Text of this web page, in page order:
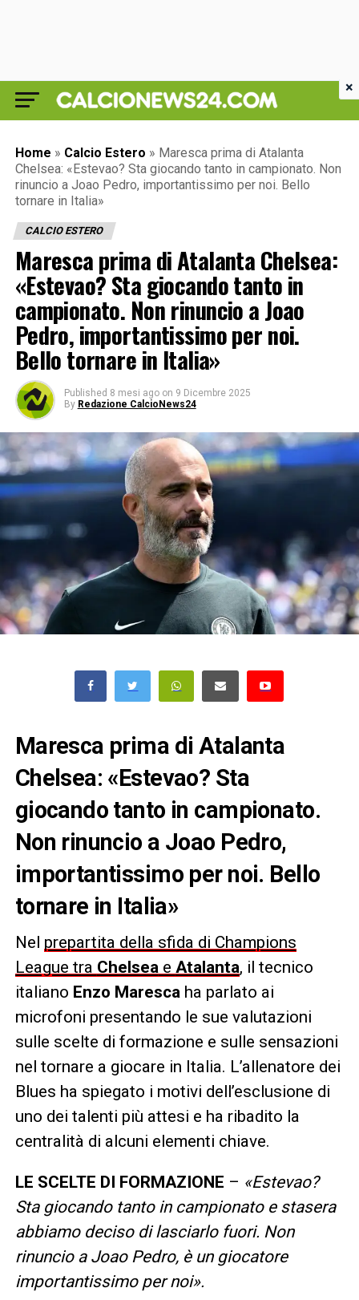
Home » Calcio Estero » Maresca prima di Atalanta
Chelsea: «Estevao? Sta giocando tanto in campionato. Non
rinuncio a Joao Pedro, importantissimo per noi. Bello
tornare in Italia»
CALCIO ESTERO
Maresca prima di Atalanta Chelsea:
«Estevao? Sta giocando tanto in
campionato. Non rinuncio a Joao
Pedro, importantissimo per noi.
Bello tornare in Italia»
Published 8 mesi ago on 9 Dicembre 2025
By Redazione CalcioNews24
Maresca prima di Atalanta
Chelsea: «Estevao? Sta
giocando tanto in campionato.
Non rinuncio a Joao Pedro,
importantissimo per noi. Bello
tornare in Italia»
Nel prepartita della sfida di Champions
League tra Chelsea e Atalanta, il tecnico
italiano Enzo Maresca ha parlato ai
microfoni presentando le sue valutazioni
sulle scelte di formazione e sulle sensazioni
nel tornare a giocare in Italia. L’allenatore dei
Blues ha spiegato i motivi dell’esclusione di
uno dei talenti più attesi e ha ribadito la
centralità di alcuni elementi chiave.
LE SCELTE DI FORMAZIONE – «Estevao?
Sta giocando tanto in campionato e stasera
abbiamo deciso di lasciarlo fuori. Non
rinuncio a Joao Pedro, è un giocatore
importantissimo per noi».
×